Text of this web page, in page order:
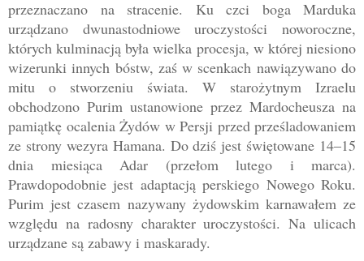
przeznaczano na stracenie. Ku czci boga Marduka
urządzano dwunastodniowe uroczystości noworoczne,
których kulminacją była wielka procesja, w której niesiono
wizerunki innych bóstw, zaś w scenkach nawiązywano do
mitu o stworzeniu świata. W starożytnym Izraelu
obchodzono Purim ustanowione przez Mardocheusza na
pamiątkę ocalenia Żydów w Persji przed prześladowaniem
ze strony wezyra Hamana. Do dziś jest świętowane 14–15
dnia miesiąca Adar (przełom lutego i marca).
Prawdopodobnie jest adaptacją perskiego Nowego Roku.
Purim jest czasem nazywany żydowskim karnawałem ze
względu na radosny charakter uroczystości. Na ulicach
urządzane są zabawy i maskarady.